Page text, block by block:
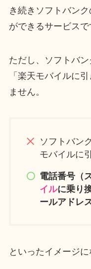
き続きソフトバン
ができるサービスで
ただし、ソフトバ
「楽天モバイルに
ません。
ソフトバン
モバイルに
電話番号（
イルに乗り
ールアドレ
といったイメージに